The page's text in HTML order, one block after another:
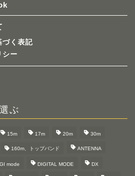
づく表記
シー
ぶ
15m 17m 20m 30m
160m、トップバンド ANTENNA
mode DIGITAL MODE DX